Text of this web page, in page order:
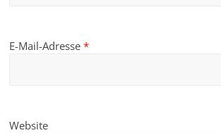
E-Mail-Adresse*
Website